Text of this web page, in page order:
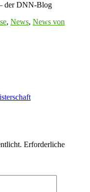
der DNN-Blog
, News, News von
Erforderliche